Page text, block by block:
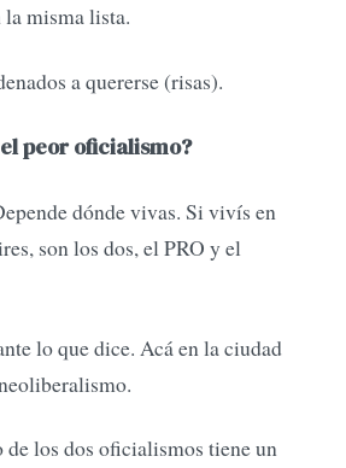
la misma lista.
a quererse (risas).
peor oficialismo?
dónde vivas. Si vivís en
son los dos, el PRO y el
lo que dice. Acá en la ciudad
los dos oficialismos tiene un